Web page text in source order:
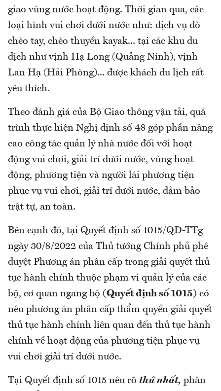
giao vùng nước hoạt động. Thời gian qua, các
loại hình vui chơi dưới nước như: dịch vụ dò
chèo tay, chèo thuyền kayak... tại các khu du
dịch như vịnh Hạ Long (Quảng Ninh), vịnh
Lan Hạ (Hải Phòng)... được khách du lịch rất
yêu thích.
Theo đánh giá của Bộ Giao thông vận tải, quá
trình thực hiện Nghị định số 48 góp phần nâng
cao công tác quản lý nhà nước đối với hoạt
động vui chơi, giải trí dưới nước, vùng hoạt
động, phương tiện và người lái phương tiện
phục vụ vui chơi, giải trí dưới nước, đảm bảo
trật tự, an toàn.
Bên cạnh đó, tại Quyết định số 1015/QĐ-TTg
ngày 30/8/2022 của Thủ tướng Chính phủ phê
duyệt Phương án phân cấp trong giải quyết thủ
tục hành chính thuộc phạm vi quản lý của các
bộ, cơ quan ngang bộ (Quyết định số 1015) có
nêu phương án phân cấp thẩm quyền giải quyết
thủ tục hành chính liên quan đến thủ tục hành
chính về hoạt động của phương tiện phục vụ
vui chơi giải trí dưới nước.
Tại Quyết định số 1015 nêu rõ thứ nhất, phân